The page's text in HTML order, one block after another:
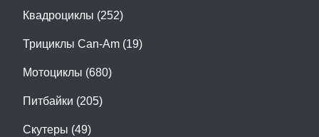
Квадроциклы (252)
Трициклы Can-Am (19)
Мотоциклы (680)
Питбайки (205)
Скутеры (49)